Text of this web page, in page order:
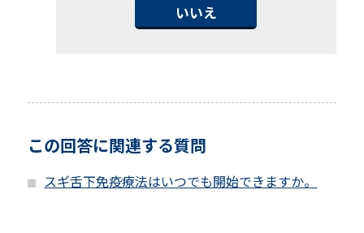
いいえ
この回答に関連する質問
スギ舌下免疫療法はいつでも開始できますか。